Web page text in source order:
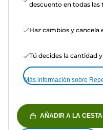
descuento en todas las
Haz cambios y
Tú decides la cantidad
Más información sobre
AÑADIR A LA CESTA